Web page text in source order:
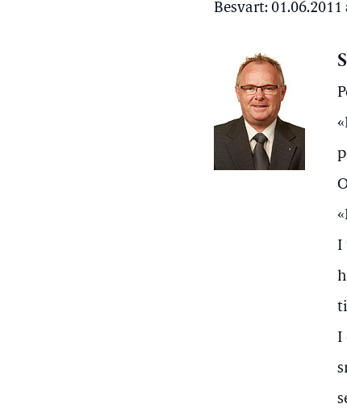
Besvart:
I
I